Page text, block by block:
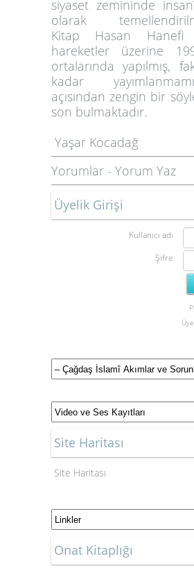
siyaset zemininde
olarak
Kitap Hasan
hareketler üzerine
ortalarında yapılmış,
kadar
açısından zengin bir
son bulmaktadır.
Yaşar Kocadağ
Yorumlar - Yorum Yaz
Üyelik Girişi
Kullanıcı adı
Şifre
Site Haritası
Site Haritası
Onat Kitaplığı